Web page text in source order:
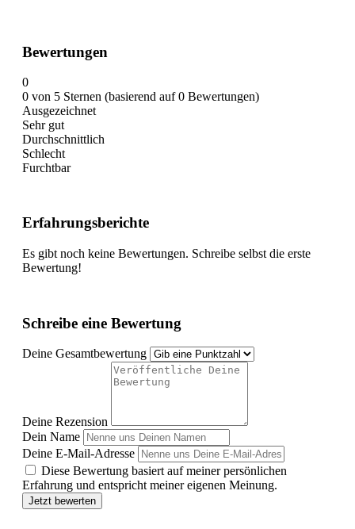
Bewertungen
0
0 von 5 Sternen (basierend auf 0 Bewertungen)
Ausgezeichnet
Sehr gut
Durchschnittlich
Schlecht
Furchtbar
Erfahrungsberichte
Es gibt noch keine Bewertungen. Schreibe selbst die erste
Bewertung!
Schreibe eine Bewertung
Deine Gesamtbewertung
Deine Rezension
Dein Name
Deine E-Mail-Adresse
Diese Bewertung basiert auf meiner persönlichen
Erfahrung und entspricht meiner eigenen Meinung.
Jetzt bewerten